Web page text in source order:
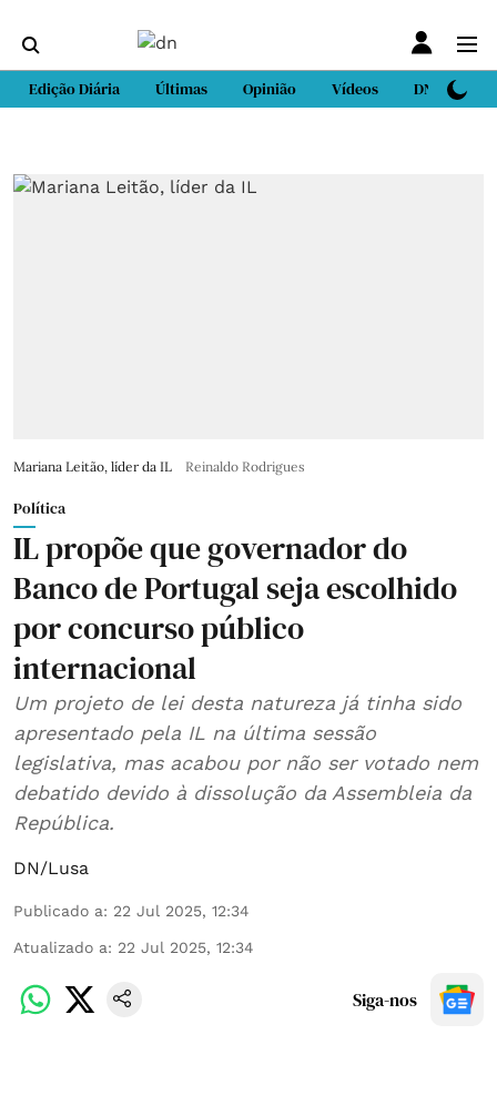
Edição Diária Últimas Opinião Vídeos DN Sport
Mariana Leitão, líder da IL Reinaldo Rodrigues
Política
IL propõe que governador do
Banco de Portugal seja escolhido
por concurso público
internacional
Um projeto de lei desta natureza já tinha sido
apresentado pela IL na última sessão
legislativa, mas acabou por não ser votado nem
debatido devido à dissolução da Assembleia da
República.
DN/Lusa
Publicado a: 22 Jul 2025, 12:34
Atualizado a: 22 Jul 2025, 12:34
Siga-nos